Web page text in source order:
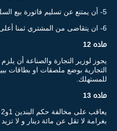
5- أن يمتنع عن تسليم فاتورة بيع السلع للمشتري اذا طلب ذلك.
6- ان يتقاضى من المشتري ثمنا أعلى من الثمن المعلن للسلعة.
ماده 12
يجوز لوزير التجارة والصناعة أن
التجارية بوضع ملصقات او بطاقات
للمستهلك.
ماده 13
بغرامة لا تقل عن مائة دينار و لا تزيد